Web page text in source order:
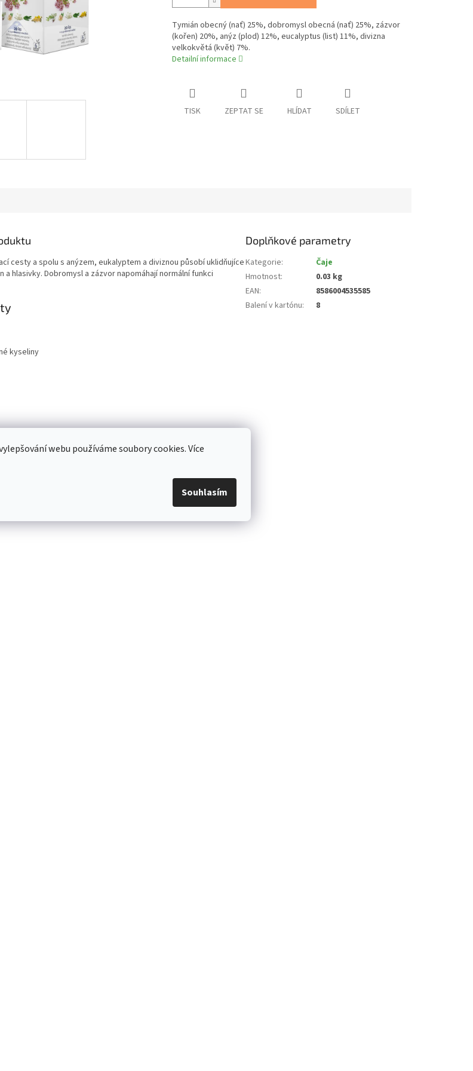
webu používáme soubory cookies. Více
Souhlasím
Tymián obecný (nať) 25%, dobromysl obecná (nať) 25%, zázvor
(kořen) 20%, anýz (plod) 12%, eucalyptus (list) 11%, divizna
velkokvětá (květ) 7%.
Detailní informace
TISK ZEPTAT SE HLÍDAT SDÍLET
cesty a spolu s anýzem, eukalyptem a diviznou působí uklidňujíce
a hlasivky. Dobromysl a zázvor napomáhají normální funkci
kyseliny
Doplňkové parametry
Kategorie:
Čaje
Hmotnost:
0.03 kg
EAN:
8586004535585
Balení v kartónu: 8